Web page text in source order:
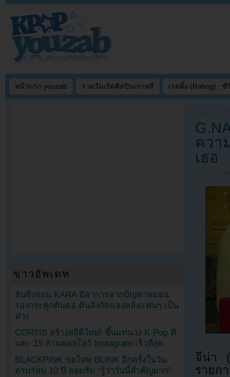
หน้าแรก youzab รวมวันเกิดศิลปินเกาหลี เรตติ้ง (Rating) : ซี
ควา
เธอ
จีน่า
รายก
ข่าวอัพเดท
ฮันซึงยอน KARA มีอาการจากปัญหาหมอน
รองกระดูกต้นคอ ต้นสังกัดแจงหลังแฟนๆ เป็น
ห่วง
CORTIS สร้างสถิติใหม่! ขึ้นแท่นวง K-Pop ที่
แตะ 15 ล้านฟอลโลว์ Instagram เร็วที่สุด
BLACKPINK ขอโทษ BLINK อีกครั้งในวัน
ครบรอบ 10 ปี ยอมรับ “รู้ว่าวันนี้สำคัญมาก”